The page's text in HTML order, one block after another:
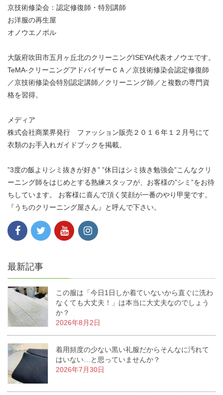
京技術修染会：認定修復師・特別講師
お洋服の再生屋
オノウエノボル
大阪府吹田市五月ヶ丘北のクリーニングISEYA代表オノウエです。
TeMA-クリーニングアドバイザーＣＡ／京技術修染会認定修復師
／京技術修染会特別認定講師／クリーニング師／と複数の専門資
格を習得。
メディア
株式会社商業界発行 ファッション販売２０１６年１２月号にて
衣類のお手入れガイドブックを掲載。
”3度の飯よりシミ抜きが好き” ”休日はシミ抜き勉強会”こんなクリ
ーニング師をはじめとする熟練スタッフが、お客様の”シミ”をお待
ちしています。 お客様に喜んで頂く笑顔が一番のやり甲斐です。
『うちのクリーニング屋さん』と呼んで下さい。
最新記事
この服は「今日1日しか着ていないから直ぐに洗わ
なくても大丈夫！」は本当に大丈夫なのでしょう
か？
2026年8月2日
着用頻度の少ない黒い礼服だからそんなに汚れて
はいない…と思っていませんか？
2026年7月30日